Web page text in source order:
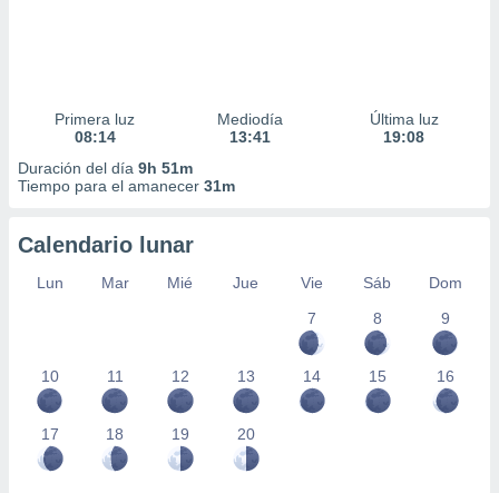
Primera luz
08:14
Mediodía
13:41
Última luz
19:08
Duración del día 9h 51m
Tiempo para el amanecer 31m
Calendario lunar
Lun Mar Mié Jue Vie Sáb
Dom
7
8 9
10 11 12 13 14 15 16
17 18 19 20